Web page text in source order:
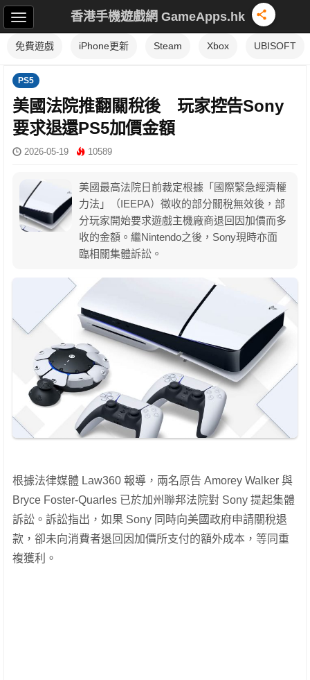
香港手機遊戲網 GameApps.hk
免費遊戲 iPhone更新 Steam Xbox UBISOFT
PS5
美國法院推翻關稅後 玩家控告Sony
要求退還PS5加價金額
2026-05-19 10589
美國最高法院日前裁定根據「國際緊急經濟權
力法」（IEEPA）徵收的部分關稅無效後，部
分玩家開始要求遊戲主機廠商退回因加價而多
收的金額。繼Nintendo之後，Sony現時亦面
臨相關集體訴訟。
根據法律媒體 Law360 報導，兩名原告 Amorey Walker 與
Bryce Foster-Quarles 已於加州聯邦法院對 Sony 提起集體
訴訟。訴訟指出，如果 Sony 同時向美國政府申請關稅退
款，卻未向消費者退回因加價所支付的額外成本，等同重
複獲利。